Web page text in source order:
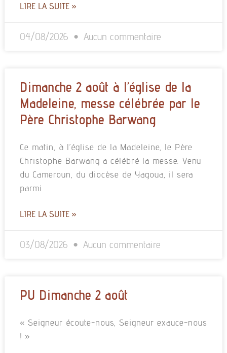
LIRE LA SUITE »
04/08/2026 Aucun commentaire
Dimanche 2 août à l’église de la
Madeleine, messe célébrée par le
Père Christophe Barwang
Ce matin, à l’église de la Madeleine, le Père
Christophe Barwang a célébré la messe. Venu
du Cameroun, du diocèse de Yagoua, il sera
parmi
LIRE LA SUITE »
03/08/2026 Aucun commentaire
PU Dimanche 2 août
« Seigneur écoute-nous, Seigneur exauce-nous
! »